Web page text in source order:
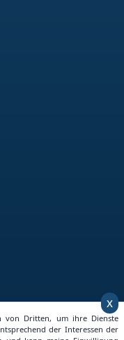
x
von Dritten, um ihre Dienste
der Interessen der